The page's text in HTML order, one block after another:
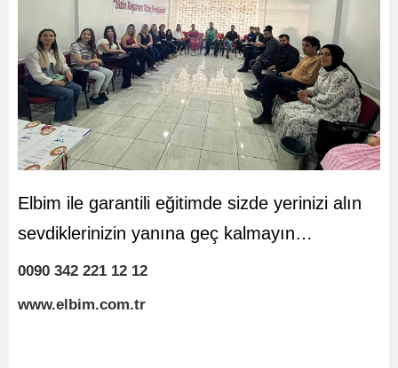
Elbim ile garantili eğitimde sizde yerinizi alın
sevdiklerinizin yanına geç kalmayın…
0090 342 221 12 12
www.elbim.com.tr